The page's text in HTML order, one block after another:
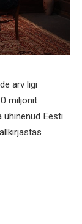
arv ligi
miljonit
ühinenud Eesti